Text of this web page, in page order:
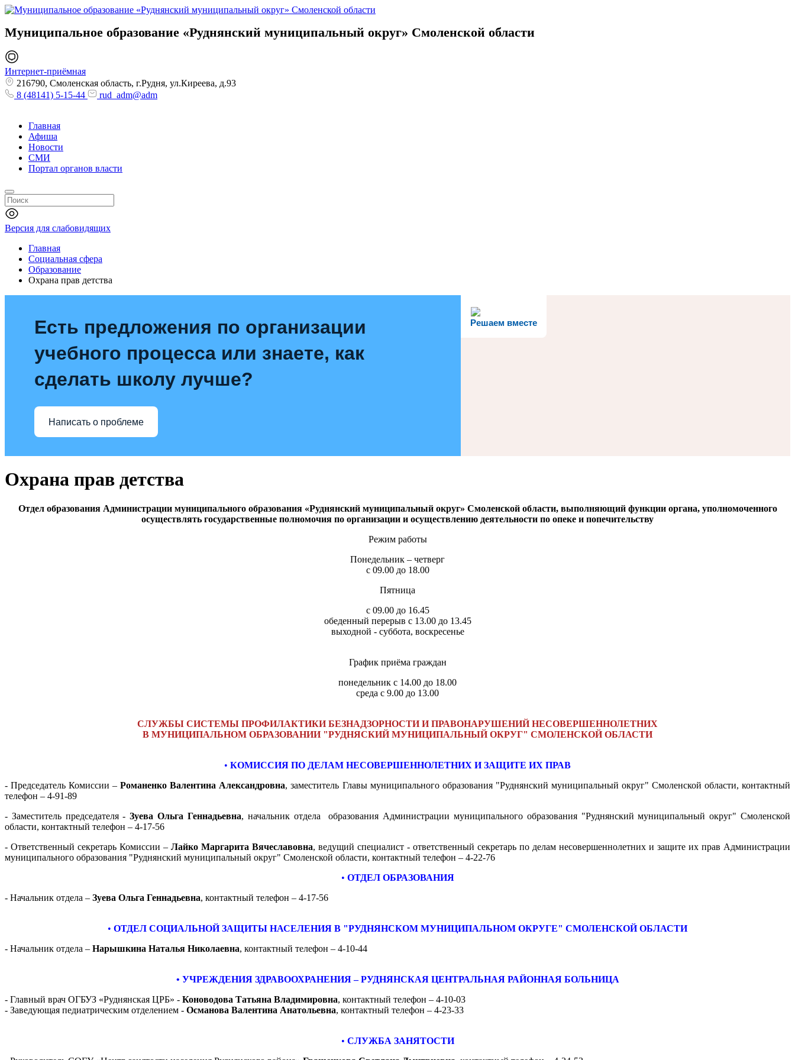
Муниципальное образование «Руднянский муниципальный округ» Смоленской области
Интернет-приёмная
216790, Смоленская область, г.Рудня, ул.Киреева, д.93
8 (48141) 5-15-44
rud_adm@adm
Главная
Афиша
Новости
СМИ
Портал органов власти
Версия для слабовидящих
Главная
Социальная сфера
Образование
Охрана прав детства
Решаем вместе
Есть предложения по организации
учебного процесса или знаете, как
сделать школу лучше?
Написать о проблеме
Охрана прав детства
Отдел образования Администрации муниципального образования «Руднянский муниципальный округ» Смоленской области, выполняющий функции органа, уполномоченного
осуществлять государственные полномочия по организации и осуществлению деятельности по опеке и попечительству
Режим работы
Понедельник – четверг
с 09.00 до 18.00
Пятница
с 09.00 до 16.45
обеденный перерыв с 13.00 до 13.45
выходной - суббота, воскресенье
График приёма граждан
понедельник с 14.00 до 18.00
среда с 9.00 до 13.00
СЛУЖБЫ СИСТЕМЫ ПРОФИЛАКТИКИ БЕЗНАДЗОРНОСТИ И ПРАВОНАРУШЕНИЙ НЕСОВЕРШЕННОЛЕТНИХ
В МУНИЦИПАЛЬНОМ ОБРАЗОВАНИИ "РУДНЯСКИЙ МУНИЦИПАЛЬНЫЙ ОКРУГ" СМОЛЕНСКОЙ ОБЛАСТИ
• КОМИССИЯ ПО ДЕЛАМ НЕСОВЕРШЕННОЛЕТНИХ И ЗАЩИТЕ ИХ ПРАВ
- Председатель Комиссии –Романенко Валентина Александровна,заместитель Главы муниципального образования "Руднянский муниципальный округ" Смоленской области, контактный
телефон – 4-91-89
- Заместитель председателя -Зуева Ольга Геннадьевна, начальник отдела образования Администрации муниципального образования "Руднянский муниципальный округ" Смоленской
области, контактный телефон – 4-17-56
- Ответственный секретарь Комиссии – Лайко Маргарита Вячеславовна, ведущий специалист - ответственный секретарь по делам несовершеннолетних и защите их прав Администрации
муниципального образования "Руднянский муниципальный округ" Смоленской области, контактный телефон – 4-22-76
• ОТДЕЛ ОБРАЗОВАНИЯ
- Начальник отдела – Зуева Ольга Геннадьевна, контактный телефон – 4-17-56
• ОТДЕЛ СОЦИАЛЬНОЙ ЗАЩИТЫ НАСЕЛЕНИЯ В "РУДНЯНСКОМ МУНИЦИПАЛЬНОМ ОКРУГЕ" СМОЛЕНСКОЙ ОБЛАСТИ
- Начальник отдела – Нарышкина Наталья Николаевна, контактный телефон – 4-10-44
• УЧРЕЖДЕНИЯ ЗДРАВООХРАНЕНИЯ – РУДНЯНСКАЯ ЦЕНТРАЛЬНАЯ РАЙОННАЯ БОЛЬНИЦА
- Главный врач ОГБУЗ «Руднянская ЦРБ» - Коноводова Татьяна Владимировна, контактный телефон – 4-10-03
- Заведующая педиатрическим отделением - Османова Валентина Анатольевна, контактный телефон – 4-23-33
• СЛУЖБА ЗАНЯТОСТИ